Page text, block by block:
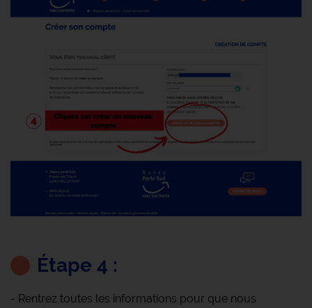
Étape 4 :
- Rentrez toutes les informations pour que nous